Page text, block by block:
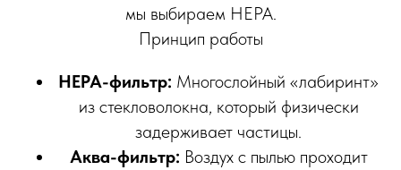
мы выбираем HEPA.
Принцип работы
HEPA-фильтр: Многослойный «лабиринт»
из стекловолокна, который физически
задерживает частицы.
Аква-фильтр: Воздух с пылью проходит